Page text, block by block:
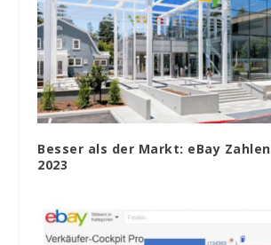
Besser als der Markt: eBay
2023